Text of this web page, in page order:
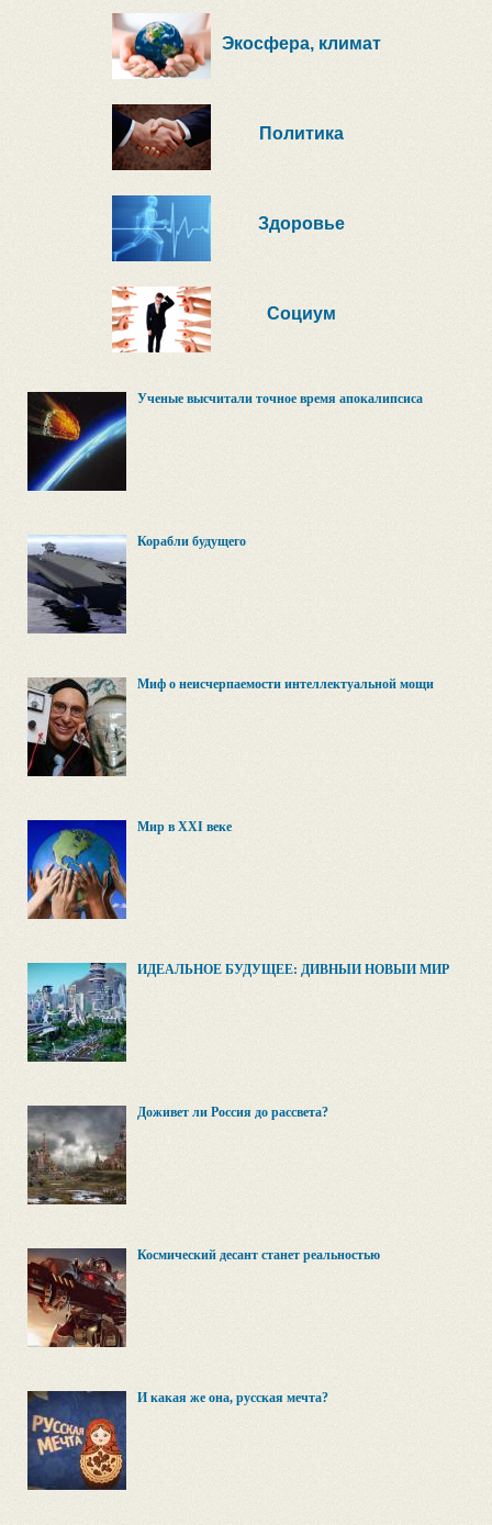
Экосфера, климат
Политика
Здоровье
Социум
Ученые высчитали точное время апокалипсиса
Корабли будущего
Миф о неисчерпаемости интеллектуальной мощи
Мир в XXI веке
ИДЕАЛЬНОЕ БУДУЩЕЕ: ДИВНЫЙ НОВЫЙ МИР
Доживет ли Россия до рассвета?
Космический десант станет реальностью
И какая же она, русская мечта?